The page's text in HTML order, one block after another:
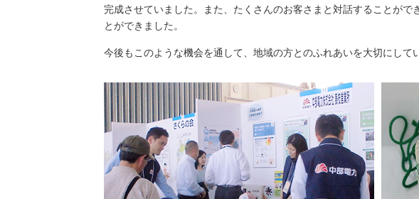
完成させていました。また、たくさんのお客さまと対話することが
とができました。
今後もこのような機会を通して、地域の方とのふれあいを大切にして